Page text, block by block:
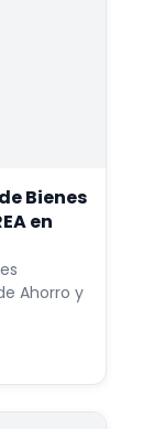
Bienes
en
Ahorro y